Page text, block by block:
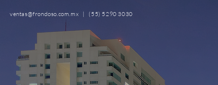
ventas@frondoso.com.mx | (55) 5290 3030